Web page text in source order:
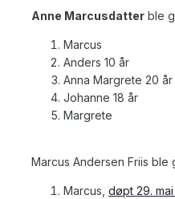
Anne Marcusdatter ble
Marcus
Anders 10 år
Anna Margrete 20 år
Johanne 18 år
Margrete
Marcus Andersen Friis
Marcus, døpt 29. mai